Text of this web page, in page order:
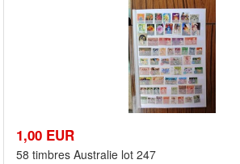
1,00 EUR
58 timbres Australie lot 247